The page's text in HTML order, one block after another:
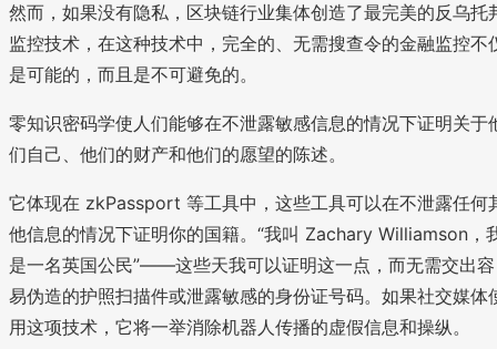
然而，如果没有隐私，区块链行业集体创造了最完美的反乌托
监控技术，在这种技术中，完全的、无需搜查令的金融监控不
是可能的，而且是不可避免的。
零知识密码学使人们能够在不泄露敏感信息的情况下证明关于
们自己、他们的财产和他们的愿望的陈述。
它体现在 zkPassport 等工具中，这些工具可以在不泄露任何
他信息的情况下证明你的国籍。“我叫 Zachary Williamson，
是一名英国公民”——这些天我可以证明这一点，而无需交出容
易伪造的护照扫描件或泄露敏感的身份证号码。如果社交媒体
用这项技术，它将一举消除机器人传播的虚假信息和操纵。